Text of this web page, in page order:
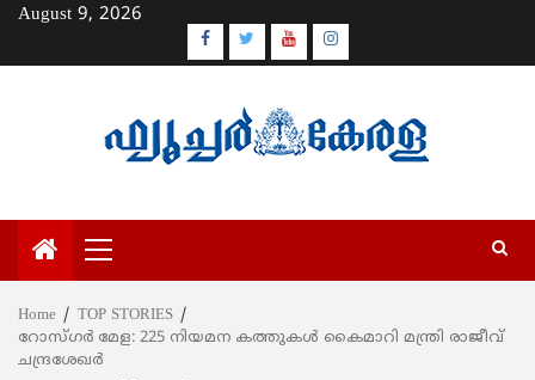
Skip
content
August 9, 2026
Facebook
TwitterYoutubeInstagram
Primary
Menu
Home
TOP STORIES
റോസ്‌ഗർ മേള: 225 നിയമന കത്തുകൾ കൈമാറി മന്ത്രി രാജീവ്
ചന്ദ്രശേഖർ